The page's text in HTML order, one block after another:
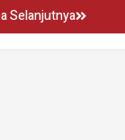
Selanjutnya